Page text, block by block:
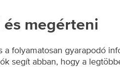
és megérteni
a folyamatosan gyarapodó
segít abban, hogy a